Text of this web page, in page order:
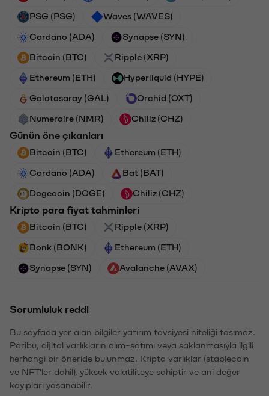
PSG (PSG) Waves (WAVES)
Cardano (ADA) Synapse (SYN)
Bitcoin (BTC) Ripple (XRP)
Ethereum (ETH) Hyperliquid (HYPE)
Galatasaray (GAL) Orchid (OXT)
Numeraire (NMR) Chiliz (CHZ)
Günün öne çıkanları
Bitcoin (BTC) Ethereum (ETH)
Cardano (ADA) Bat (BAT)
Dogecoin (DOGE) Chiliz (CHZ)
Kripto para fiyat tahminleri
Bitcoin (BTC) Ripple (XRP)
Bonk (BONK) Ethereum (ETH)
Synapse (SYN) Avalanche (AVAX)
Sorumluluk reddi
Bu sayfada yer alan bilgiler yatırım tavsiyesi niteliği taşımaz.
Paribu, dijital varlıkların alım-satımı veya saklanmasıyla ilgili
herhangi bir öneride bulunmaz. Kripto varlıklar (stablecoin
ve NFT'ler dahil), yüksek volatiliteye sahiptir ve ani değer
kayıpları yaşanabilir.